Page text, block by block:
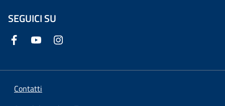
SEGUICI SU
Contatti